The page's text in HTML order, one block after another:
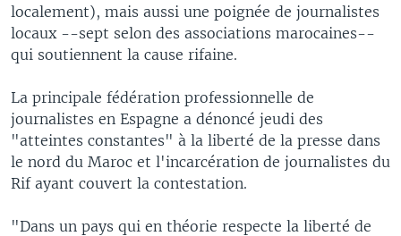
localement), mais aussi une poignée de journalistes
locaux --sept selon des associations marocaines--
qui soutiennent la cause rifaine.
La principale fédération professionnelle de
journalistes en Espagne a dénoncé jeudi des
"atteintes constantes" à la liberté de la presse dans
le nord du Maroc et l'incarcération de journalistes du
Rif ayant couvert la contestation.
"Dans un pays qui en théorie respecte la liberté de